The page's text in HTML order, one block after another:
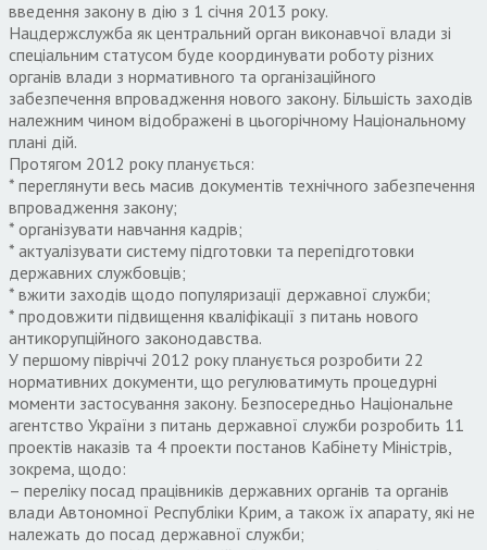
введення закону в дію з 1 січня 2013 року.
Нацдержслужба як центральний орган виконавчої влади зі
спеціальним статусом буде координувати роботу різних
органів влади з нормативного та організаційного
забезпечення впровадження нового закону. Більшість заходів
належним чином відображені в цьогорічному Національному
плані дій.
Протягом 2012 року планується:
* переглянути весь масив документів технічного забезпечення
впровадження закону;
* організувати навчання кадрів;
* актуалізувати систему підготовки та перепідготовки
державних службовців;
* вжити заходів щодо популяризації державної служби;
* продовжити підвищення кваліфікації з питань нового
антикорупційного законодавства.
У першому півріччі 2012 року планується розробити 22
нормативних документи, що регулюватимуть процедурні
моменти застосування закону. Безпосередньо Національне
агентство України з питань державної служби розробить 11
проектів наказів та 4 проекти постанов Кабінету Міністрів,
зокрема, щодо:
– переліку посад працівників державних органів та органів
влади Автономної Республіки Крим, а також їх апарату, які не
належать до посад державної служби;